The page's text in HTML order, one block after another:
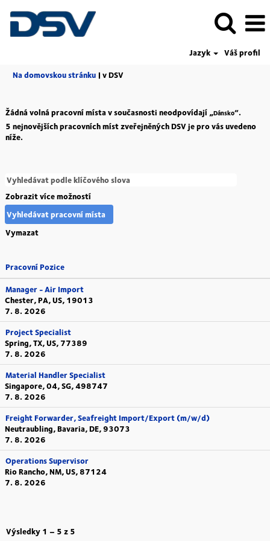
Jazyk
Váš profil
Na domovskou stránku | v DSV(aktuální
Žádná volná pracovní místa v současnosti neodpovídají „Dánsko“.
5 nejnovějších pracovních míst zveřejněných DSV je pro vás uvedeno
níže.
Zobrazit více možností
Vymazat
Pracovní Pozice
Manager - Air Import
Chester, PA, US, 19013
7. 8. 2026
Project Specialist
Spring, TX, US, 77389
7. 8. 2026
Material Handler Specialist
Singapore, 04, SG, 498747
7. 8. 2026
Freight Forwarder, Seafreight Import/Export (m/w/d)
Neutraubling, Bavaria, DE, 93073
7. 8. 2026
Operations Supervisor
Rio Rancho, NM, US, 87124
7. 8. 2026
Výsledky 1 – 5 z 5